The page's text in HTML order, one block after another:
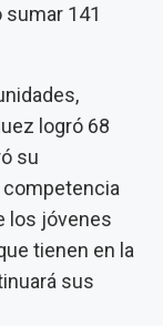
141
logró 68
su
competencia
los jóvenes
tienen en la
sus